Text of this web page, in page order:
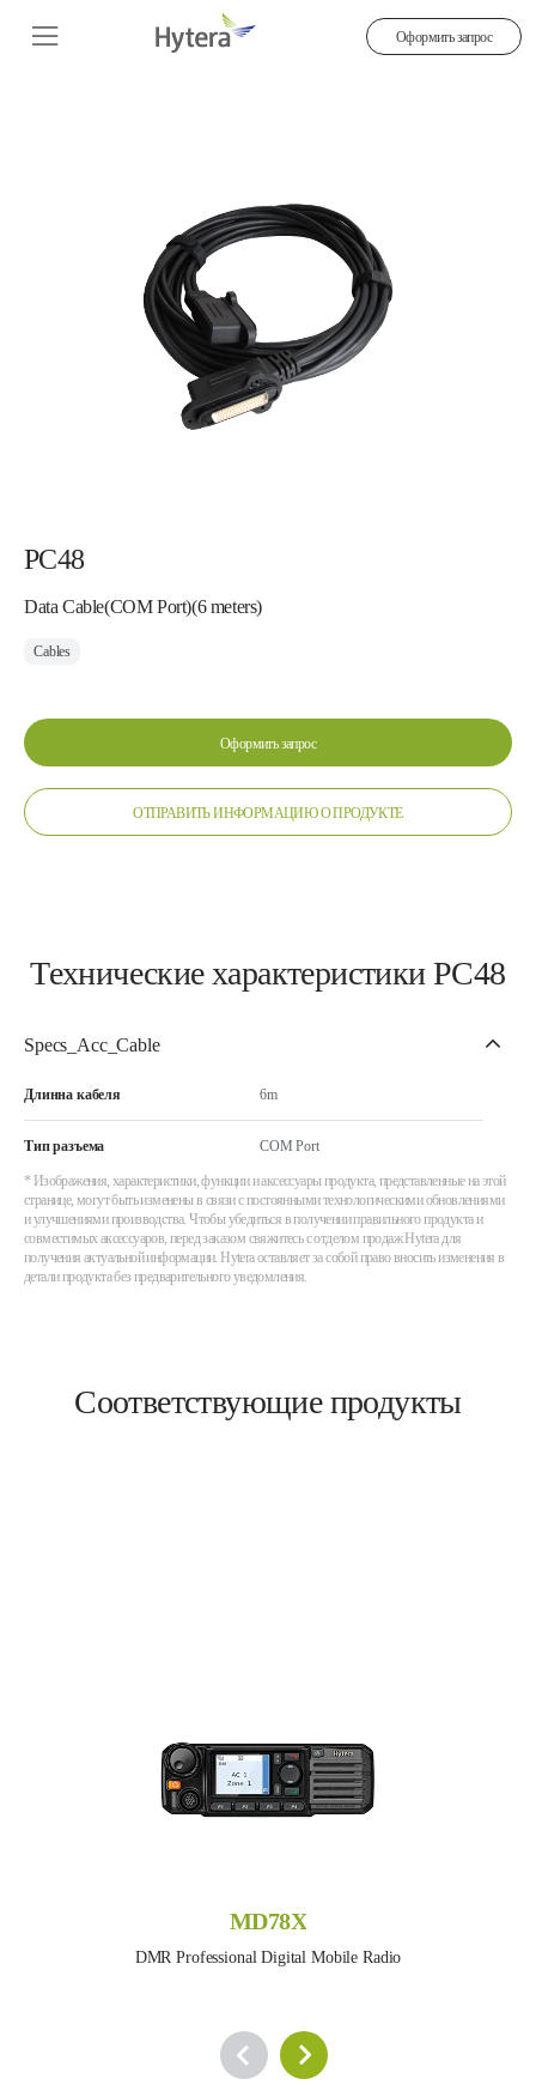
Оформить запрос
PC48
Data Cable(COM Port)(6 meters)
Cables
Оформить запрос
ОТПРАВИТЬ ИНФОРМАЦИЮ О ПРОДУКТЕ
Технические характеристики PC48
Specs_Acc_Cable
Длинна кабеля 6m
Тип разъема COM Port
* Изображения, характеристики, функции и аксессуары продукта, представленные на этой
странице, могут быть изменены в связи с постоянными технологическими обновлениями
и улучшениями производства. Чтобы убедиться в получении правильного продукта и
совместимых аксессуаров, перед заказом свяжитесь с отделом продаж Hytera для
получения актуальной информации. Hytera оставляет за собой право вносить изменения в
детали продукта без предварительного уведомления.
Соответствующие продукты
MD78X
DMR Professional Digital Mobile Radio